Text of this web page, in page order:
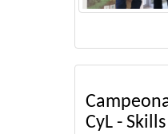
CyL - Skills